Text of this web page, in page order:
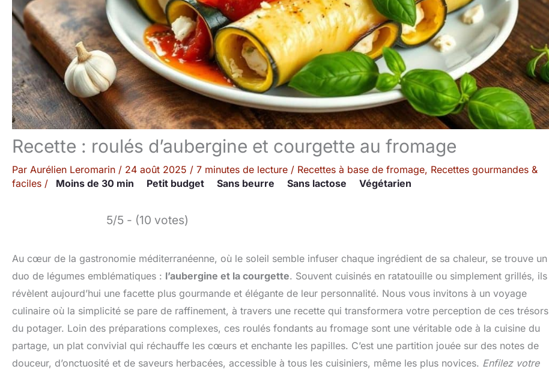
Recette : roulés d’aubergine et courgette au fromage
Par Aurélien Leromarin / 24 août 2025 / 7 minutes de lecture / Recettes à base de fromage, Recettes gourmandes &
faciles / Moins de 30 min Petit budget Sans beurre Sans lactose Végétarien
5/5 - (10 votes)
Au cœur de la gastronomie méditerranéenne, où le soleil semble infuser chaque ingrédient de sa chaleur, se trouve un
duo de légumes emblématiques : l’aubergine et la courgette. Souvent cuisinés en ratatouille ou simplement grillés, ils
révèlent aujourd’hui une facette plus gourmande et élégante de leur personnalité. Nous vous invitons à un voyage
culinaire où la simplicité se pare de raffinement, à travers une recette qui transformera votre perception de ces trésors
du potager. Loin des préparations complexes, ces roulés fondants au fromage sont une véritable ode à la cuisine du
partage, un plat convivial qui réchauffe les cœurs et enchante les papilles. C’est une partition jouée sur des notes de
douceur, d’onctuosité et de saveurs herbacées, accessible à tous les cuisiniers, même les plus novices. Enfilez votre